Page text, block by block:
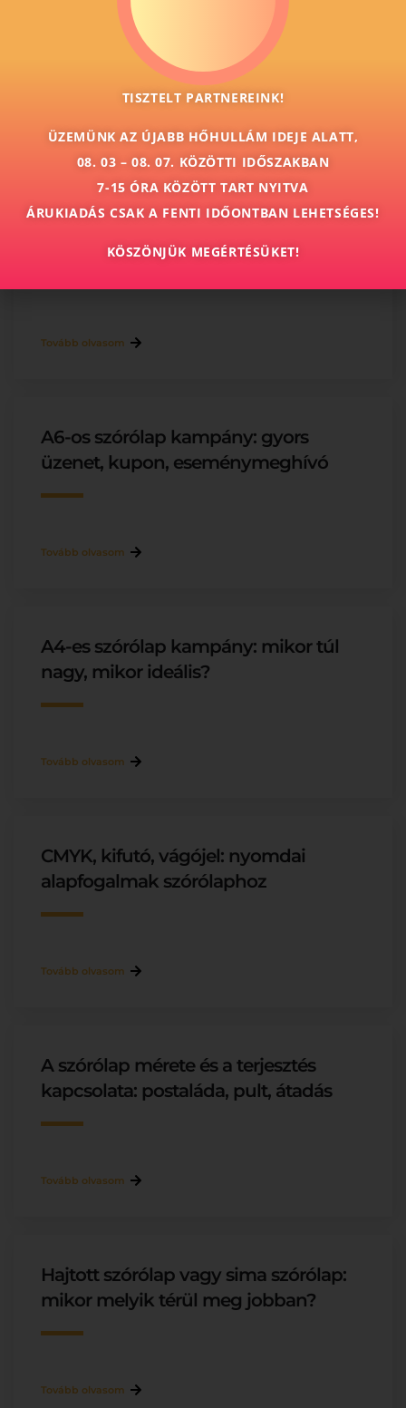
ugyfelszolgalat@colornyomda.hu
Ajánlatkérés
További cikkeink
legjobb választás?
Tovább olvasom
A6-os szórólap kampány: gyors
üzenet, kupon, eseménymeghívó
Tovább olvasom
A4-es szórólap kampány: mikor túl
nagy, mikor ideális?
Tovább olvasom
CMYK, kifutó, vágójel: nyomdai
alapfogalmak szórólaphoz
Tovább olvasom
A szórólap mérete és a terjesztés
kapcsolata: postaláda, pult, átadás
Tovább olvasom
Hajtott szórólap vagy sima szórólap:
mikor melyik térül meg jobban?
Tovább olvasom
TISZTELT PARTNEREINK!
ÜZEMÜNK AZ ÚJABB HŐHULLÁM IDEJE ALATT,
08. 03 – 08. 07. KÖZÖTTI IDŐSZAKBAN
7-15 ÓRA KÖZÖTT TART NYITVA
ÁRUKIADÁS CSAK A FENTI IDŐONTBAN LEHETSÉGES!
KÖSZÖNJÜK MEGÉRTÉSÜKET!